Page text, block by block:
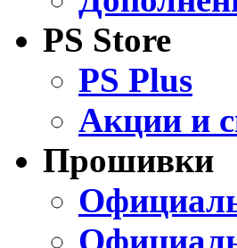
PS Store
PS Plus
Акции и
Прошивки